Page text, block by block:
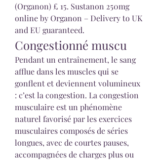
(Organon) £ 15. Sustanon 250mg
online by Organon – Delivery to UK
and EU guaranteed.
Congestionné muscu
Pendant un entraînement, le sang
afflue dans les muscles qui se
gonflent et deviennent volumineux
: c’est la congestion. La congestion
musculaire est un phénomène
naturel favorisé par les exercices
musculaires composés de séries
longues, avec de courtes pauses,
accompagnées de charges plus ou